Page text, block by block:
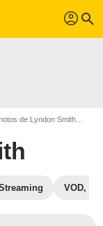
profil search
de Lyndon Smith
VOD,